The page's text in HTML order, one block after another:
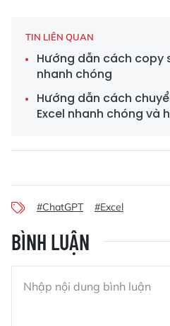
TIN LIÊN QUAN
Hướng dẫn cách copy
nhanh chóng
Hướng dẫn cách
Excel nhanh chóng và
#ChatGPT #Excel
BÌNH LUẬN